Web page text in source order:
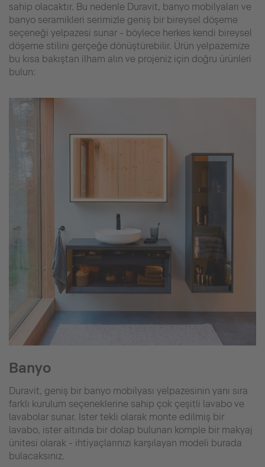
sahip olacaktır. Bu nedenle Duravit, banyo mobilyaları ve
banyo seramikleri serimizle geniş bir bireysel döşeme
seçeneği yelpazesi sunar - böylece herkes kendi bireysel
döşeme stilini gerçeğe dönüştürebilir. Ürün yelpazemize
bu kısa bakıştan ilham alın ve projeniz için doğru ürünleri
bulun:
Banyo
Duravit, geniş bir banyo mobilyası yelpazesinin yanı sıra
farklı kurulum seçeneklerine sahip çok çeşitli lavabo ve
lavabolar sunar. İster tekli olarak monte edilmiş bir
lavabo, ister altında bir dolap bulunan komple bir makyaj
ünitesi olarak - ihtiyaçlarınızı karşılayan modeli burada
bulacaksınız.